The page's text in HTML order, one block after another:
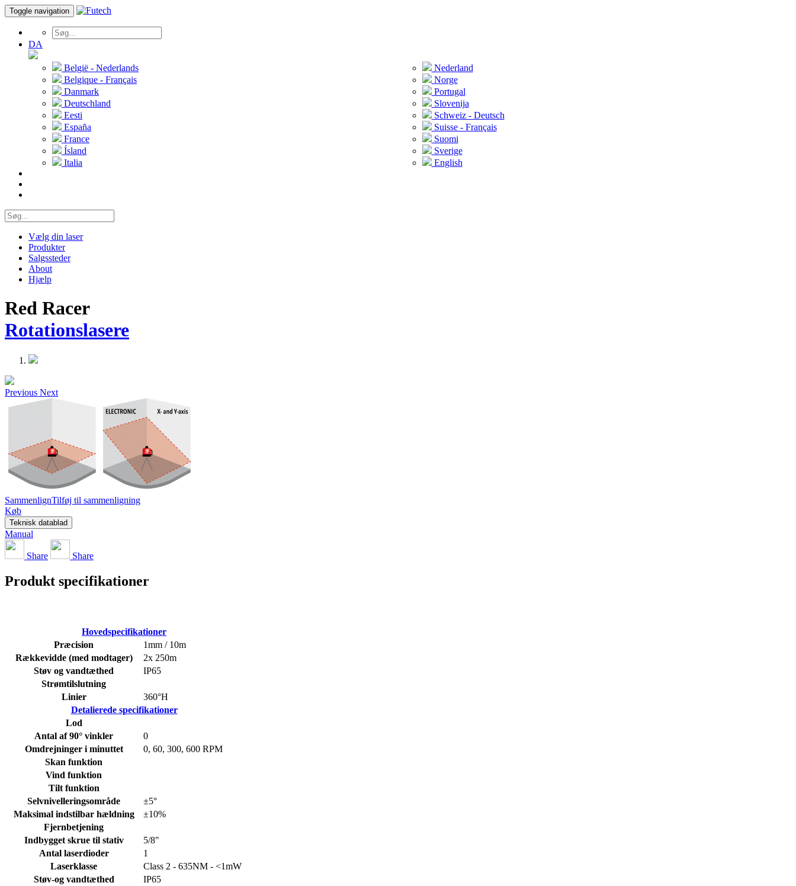
Toggle navigation
DA
België - Nederlands
Belgique - Français
Danmark
Deutschland
Eesti
España
France
Ísland
Italia
Nederland
Norge
Portugal
Slovenija
Schweiz - Deutsch
Suisse - Français
Suomi
Sverige
English
Vælg din laser
Produkter
Salgssteder
About
Hjælp
Red Racer
Rotationslasere
Previous Next
SammenlignTilføj til sammenligning
Køb
Teknisk datablad
Manual
Share Share
Produkt specifikationer
Hovedspecifikationer
Præcision
1mm / 10m
Rækkevidde (med modtager)
2x 250m
Støv og vandtæthed
IP65
Strømtilslutning
Linier
360°H
Detalierede specifikationer
Lod
Antal af 90° vinkler
0
Omdrejninger i minuttet
0, 60, 300, 600 RPM
Skan funktion
Vind funktion
Tilt funktion
Selvnivelleringsområde
±5°
Maksimal indstilbar hældning
±10%
Fjernbetjening
Indbygget skrue til stativ
5/8"
Antal laserdioder
1
Laserklasse
Class 2 - 635NM - <1mW
Støv-og vandtæthed
IP65